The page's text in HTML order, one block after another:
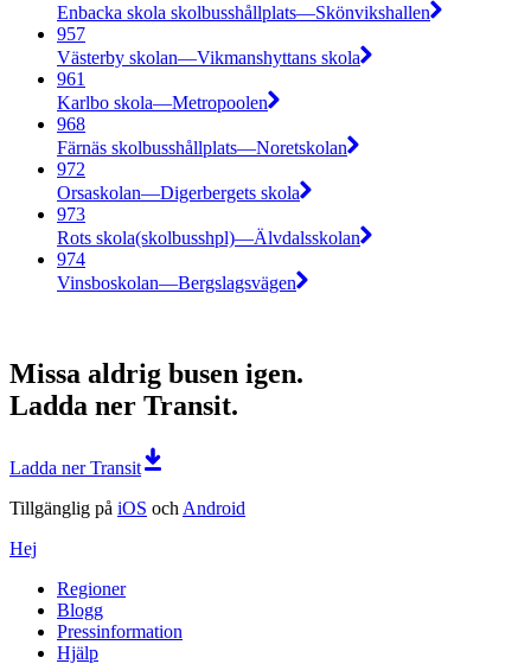
Enbacka skola skolbusshållplats—Skönvikshallen
957
Västerby skolan—Vikmanshyttans skola
961
Karlbo skola—Metropoolen
968
Färnäs skolbusshållplats—Noretskolan
972
Orsaskolan—Digerbergets skola
973
Rots skola(skolbusshpl)—Älvdalsskolan
974
Vinsboskolan—Bergslagsvägen
Missa aldrig busen igen.
Ladda ner Transit.
Ladda ner Transit
Tillgänglig på iOS och Android
Hej
Regioner
Blogg
Pressinformation
Hjälp